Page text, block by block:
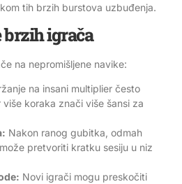
tih brzih burstova uzbuđenja.
brzih igrača
na nepromišljene navike:
na insani multiplier često
više koraka znači više šansi za
Nakon ranog gubitka, odmah
pretvoriti kratku sesiju u niz
Novi igrači mogu preskočiti